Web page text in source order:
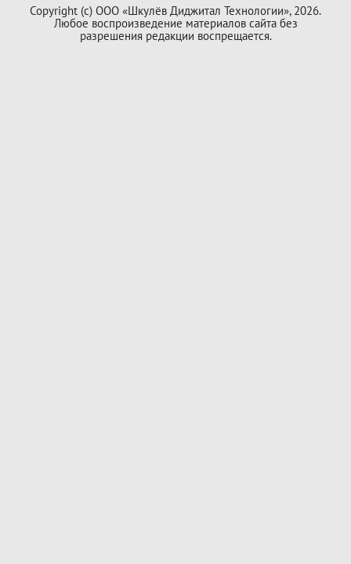
Copyright (с) ООО «Шкулёв Диджитал Технологии», 2026.
Любое воспроизведение материалов сайта без
разрешения редакции воспрещается.